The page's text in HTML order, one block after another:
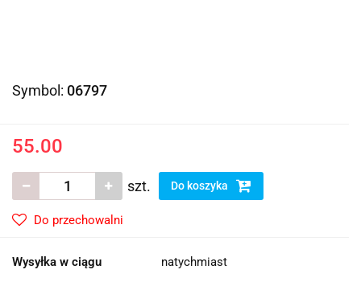
Symbol: 06797
55.00
szt. Do koszyka
Do przechowalni
Wysyłka w ciągu natychmiast